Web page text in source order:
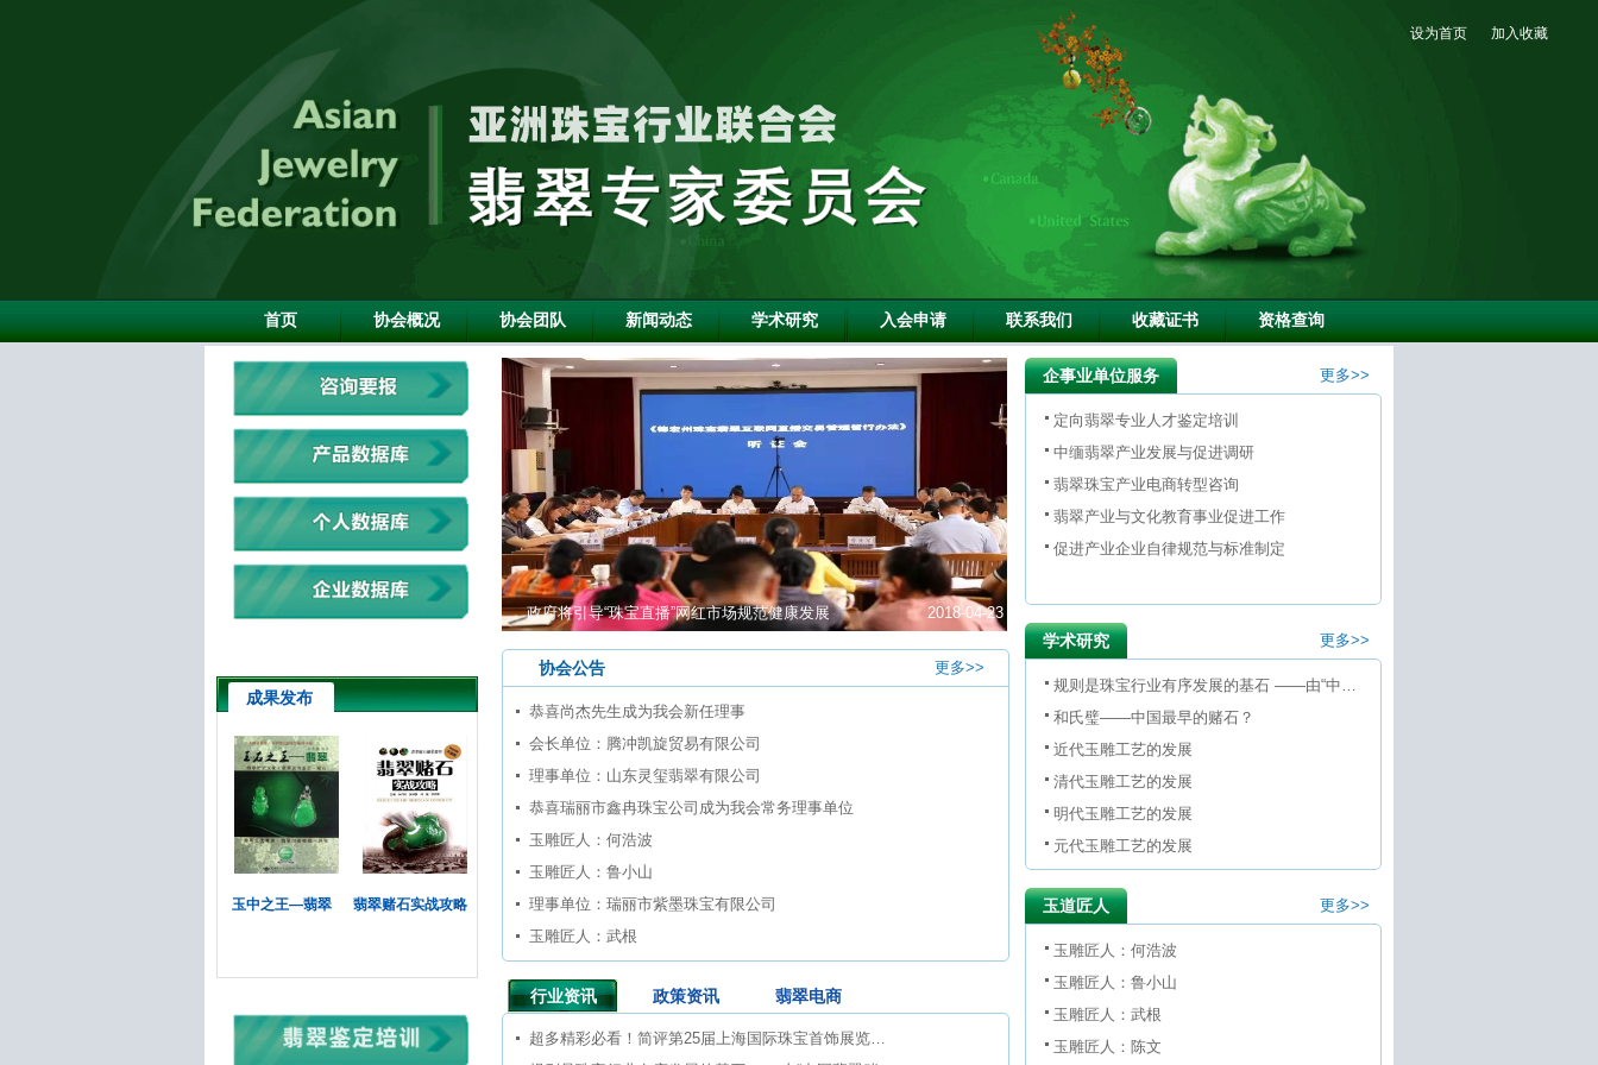
设为首页 加入收藏
首页 协会概况 协会团队 新闻动态 学术研究 入会申请 联系我们 收藏证书 资格查询
企事业单位服务 更多>>
定向翡翠专业人才鉴定培训
中缅翡翠产业发展与促进调研
翡翠珠宝产业电商转型咨询
翡翠产业与文化教育事业促进工作
促进产业企业自律规范与标准制定
学术研究 更多>>
规则是珠宝行业有序发展的基石 ——由“中国翡翠赌石第一案”引发的思考
和氏璧——中国最早的赌石？
近代玉雕工艺的发展
清代玉雕工艺的发展
明代玉雕工艺的发展
元代玉雕工艺的发展
玉道匠人 更多>>
玉雕匠人：何浩波
玉雕匠人：鲁小山
玉雕匠人：武根
玉雕匠人：陈文
政府将引导“珠宝直播”网红市场规范健康发展 2018-04-23
协会公告 更多>>
恭喜尚杰先生成为我会新任理事
会长单位：腾冲凯旋贸易有限公司
理事单位：山东灵玺翡翠有限公司
​恭喜瑞丽市鑫冉珠宝公司成为我会常务理事单位
玉雕匠人：何浩波
玉雕匠人：鲁小山
理事单位：瑞丽市紫墨珠宝有限公司
玉雕匠人：武根
行业资讯 政策资讯 翡翠电商
超多精彩必看！简评第25届上海国际珠宝首饰展览会的高级珠宝美货有什么？
成果发布
玉中之王—翡翠 翡翠赌石实战攻略